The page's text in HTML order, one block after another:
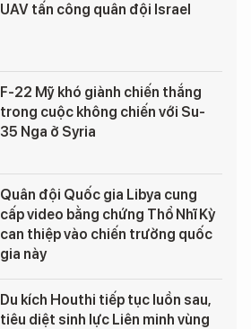
UAV tấn công quân đội Israel
F-22 Mỹ khó giành chiến thắng
trong cuộc không chiến với Su-
35 Nga ở Syria
Quân đội Quốc gia Libya cung
cấp video bằng chứng Thổ Nhĩ Kỳ
can thiệp vào chiến trường quốc
gia này
Du kích Houthi tiếp tục luồn sau,
tiêu diệt sinh lực Liên minh vùng